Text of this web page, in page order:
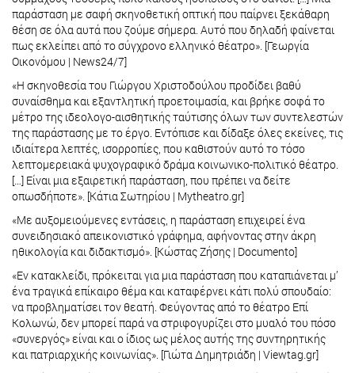
παράσταση με σαφή σκηνοθετική οπτική που παίρνει ξεκάθαρη
θέση σε όλα αυτά που ζούμε σήμερα. Αυτό που δηλαδή φαίνεται
πως εκλείπει από το σύγχρονο ελληνικό θέατρο». [Γεωργία
Οικονόμου | News24/7]
«Η σκηνοθεσία του Γιώργου Χριστοδούλου προδίδει βαθύ
συναίσθημα και εξαντλητική προετοιμασία, και βρήκε σοφά το
μέτρο της ιδεολογο-αισθητικής ταύτισης όλων των συντελεστών
της παράστασης με το έργο. Εντόπισε και δίδαξε όλες εκείνες, τις
ιδιαίτερα λεπτές, ισορροπίες, που καθιστούν αυτό το τόσο
λεπτομερειακά ψυχογραφικό δράμα κοινωνικο-πολιτικό θέατρο.
[…] Είναι μια εξαιρετική παράσταση, που πρέπει να δείτε
οπωσδήποτε». [Κάτια Σωτηρίου | Mytheatro.gr]
«Με αυξοµειούµενες εντάσεις, η παράσταση επιχειρεί ένα
συνειδησιακό απεικονιστικό γράφηµα, αφήνοντας στην άκρη
ηθικολογία και διδακτισµό». [Κώστας Ζήσης | Documento]
«Εν κατακλείδι, πρόκειται για μια παράσταση που καταπιάνεται μ’
ένα τραγικά επίκαιρο θέμα και καταφέρνει κάτι πολύ σπουδαίο:
να προβληματίσει τον θεατή. Φεύγοντας από το θέατρο Επί
Κολωνώ, δεν μπορεί παρά να στριφογυρίζει στο μυαλό του πόσο
«συνεργός» είναι και ο ίδιος ως μέλος αυτής της συντηρητικής
και πατριαρχικής κοινωνίας». [Γιώτα Δημητριάδη | Viewtag.gr]